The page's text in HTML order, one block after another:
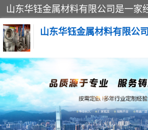
山东华钰金属材料有限公司
不锈钢管
管件标准件